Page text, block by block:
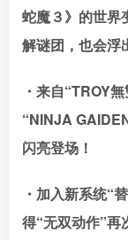
蛇魔３》的世界
解谜团，也会
・来自“TROY
“NINJA
闪亮登场！
・加入新系统“
得“无双动作”再